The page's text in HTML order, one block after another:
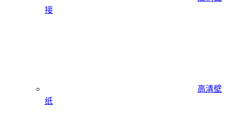
接
高清壁
纸